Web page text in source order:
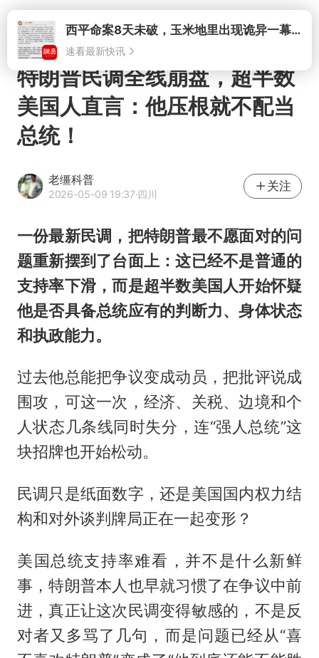
打开
特朗普民调全线崩盘，超半数
美国人直言：他压根就不配当
总统！
老缰科普
2026-05-09 19:37·四川
关注
一份最新民调，把特朗普最不愿面对的问
题重新摆到了台面上：这已经不是普通的
支持率下滑，而是超半数美国人开始怀疑
他是否具备总统应有的判断力、身体状态
和执政能力。
过去他总能把争议变成动员，把批评说成
围攻，可这一次，经济、关税、边境和个
人状态几条线同时失分，连“强人总统”这
块招牌也开始松动。
民调只是纸面数字，还是美国国内权力结
构和对外谈判牌局正在一起变形？
美国总统支持率难看，并不是什么新鲜
事，特朗普本人也早就习惯了在争议中前
进，真正让这次民调变得敏感的，不是反
对者又多骂了几句，而是问题已经从“喜